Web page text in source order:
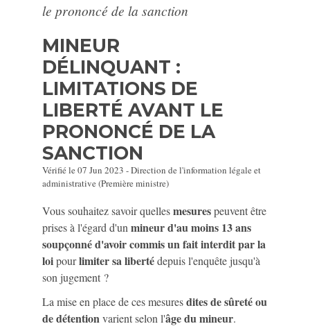
le prononcé de la sanction
MINEUR
DÉLINQUANT :
LIMITATIONS DE
LIBERTÉ AVANT LE
PRONONCÉ DE LA
SANCTION
Vérifié le 07 Jun 2023 - Direction de l'information légale et
administrative (Première ministre)
Vous souhaitez savoir quellesmesurespeuvent être
prises à l'égard d'unmineur d'au moins 13 ans
soupçonné d'avoir commis un fait interdit par la
loipourlimiter sa libertédepuis l'enquête jusqu'à
son jugement ?
La mise en place de ces mesuresdites de sûreté ou
de détentionvarient selon l'âge du mineur.